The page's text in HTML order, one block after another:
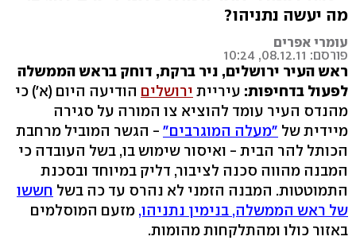
מה יעשה נתניהו?
עומרי אפרים
פורסם: 08.12.11, 10:24
ראש העיר ירושלים, ניר ברקת, דוחק בראש הממשלה
לפעול בדחיפות: עיריית ירושלים הודיעה היום (א') כי
מהנדס העיר עומד להוציא צו המורה על סגירה
מיידית של "מעלה המוגרבים" - הגשר המוביל מרחבת
הכותל להר הבית - ואיסור שימוש בו, בשל העובדה כי
המבנה מהווה סכנה לציבור, דליק במיוחד ובסכנת
התמוטטות. המבנה הזמני לא נהרס עד כה בשל חששו
של ראש הממשלה, בנימין נתניהו, מזעם המוסלמים
באזור כולו ומהתלקחות מהומות.